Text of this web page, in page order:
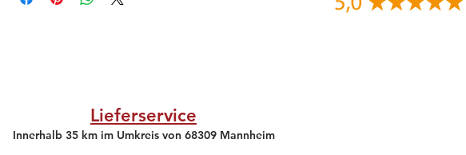
Lieferservice
Innerhalb 35 km im Umkreis von 68309 Mannheim